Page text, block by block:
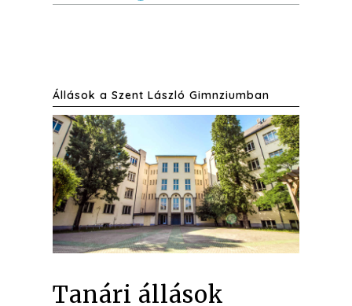
Állások a Szent László Gimnziumban
Tanári állások